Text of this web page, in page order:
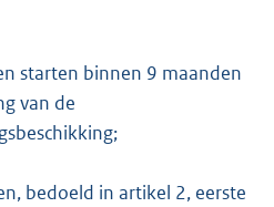
starten binnen 9 maanden
van de
bedoeld in artikel 2, eerste